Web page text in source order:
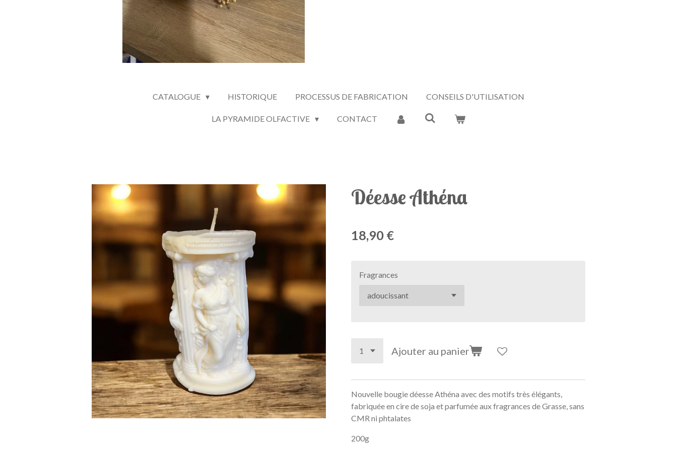
CATALOGUE HISTORIQUE PROCESSUS DE FABRICATION CONSEILS D'UTILISATION
LA PYRAMIDE OLFACTIVE CONTACT
Déesse Athéna
18,90 €
Fragrances
Ajouter au panier
Nouvelle bougie déesse Athéna avec des motifs très élégants,
fabriquée en cire de soja et parfumée aux fragrances de Grasse, sans
CMR ni phtalates
200g